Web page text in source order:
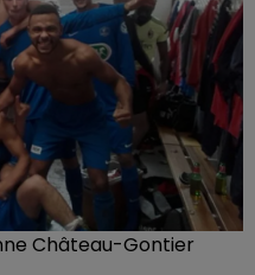
Château-Gontier